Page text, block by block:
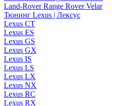
Land-Rover Range Rover Velar
Тюнинг Lexus | Лексус
Lexus CT
Lexus ES
Lexus GS
Lexus GX
Lexus IS
Lexus LS
Lexus LX
Lexus NX
Lexus RC
Lexus RX